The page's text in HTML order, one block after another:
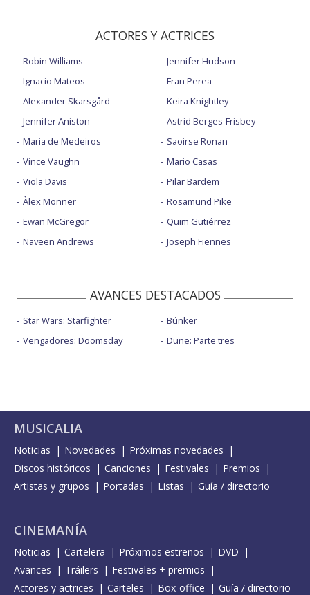
ACTORES Y ACTRICES
Robin Williams
Ignacio Mateos
Alexander Skarsgård
Jennifer Aniston
Maria de Medeiros
Vince Vaughn
Viola Davis
Àlex Monner
Ewan McGregor
Naveen Andrews
Jennifer Hudson
Fran Perea
Keira Knightley
Astrid Berges-Frisbey
Saoirse Ronan
Mario Casas
Pilar Bardem
Rosamund Pike
Quim Gutiérrez
Joseph Fiennes
AVANCES DESTACADOS
Star Wars: Starfighter
Vengadores: Doomsday
Búnker
Dune: Parte tres
MUSICALIA
Noticias Novedades
Próximas novedades
Discos históricos
Canciones Festivales
Premios
Artistas y grupos
Portadas Listas Guía / directorio
CINEMANÍA
Noticias Cartelera Próximos estrenos
DVD
Avances
Tráilers
Festivales + premios
Actores y actrices
Carteles Box-office Guía / directorio